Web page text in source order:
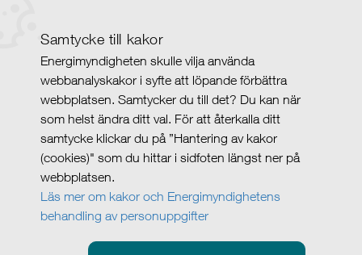
Samtycke till kakor
Energimyndigheten skulle vilja använda
webbanalyskakor i syfte att löpande förbättra
webbplatsen. Samtycker du till det? Du kan när
som helst ändra ditt val. För att återkalla ditt
samtycke klickar du på ”Hantering av kakor
(cookies)" som du hittar i sidfoten längst ner på
webbplatsen.
Läs mer om kakor och Energimyndighetens
behandling av personuppgifter